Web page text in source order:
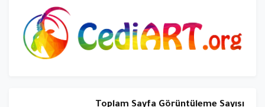
Toplam Sayfa Görüntüleme Sayısı